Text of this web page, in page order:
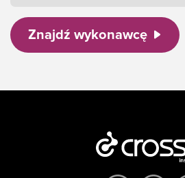
Znajdź wykonawcę